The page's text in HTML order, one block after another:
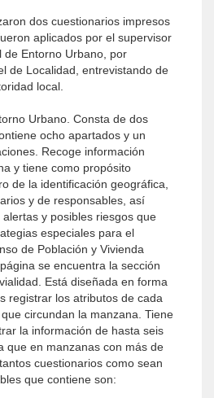
dos cuestionarios impresos
aplicados por el supervisor
de Entorno Urbano, por
de Localidad, entrevistando de
local.
Urbano. Consta de dos
ocho apartados y un
Recoge información
y tiene como propósito
de la identificación geográfica,
y de responsables, así
y posibles riesgos que
especiales para el
de Población y Vivienda
se encuentra la sección
Está diseñada en forma
registrar los atributos de cada
circundan la manzana. Tiene
la información de hasta seis
que en manzanas con más de
cuestionarios como sean
que contiene son: